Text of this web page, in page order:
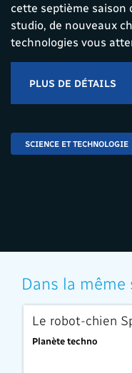
cette septième saison
studio, de nouveaux
technologies vous
PLUS DE DÉTAILS
SCIENCE ET TECHNOLOGIE
Dans la même
Le robot-chien
Planète techno